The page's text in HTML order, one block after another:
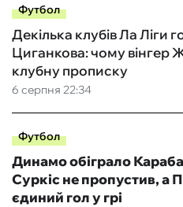
Футбол
6 серпня 22:34
Декілька клубів Ла Ліги
Циганкова: чому вінгер
клубну прописку
Футбол
Динамо обіграло
Суркіс не пропустив, а
єдиний гол у грі